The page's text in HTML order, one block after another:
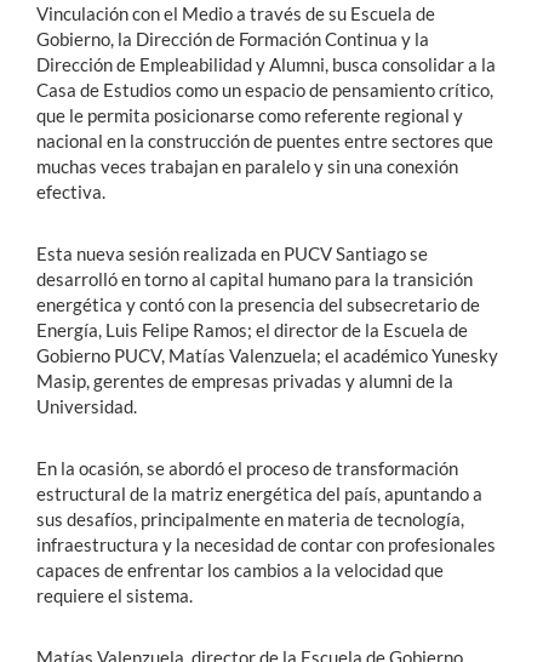
Vinculación con el Medio a través de su Escuela de
Gobierno, la Dirección de Formación Continua y la
Dirección de Empleabilidad y Alumni, busca consolidar a la
Casa de Estudios como un espacio de pensamiento crítico,
que le permita posicionarse como referente regional y
nacional en la construcción de puentes entre sectores que
muchas veces trabajan en paralelo y sin una conexión
efectiva.
Esta nueva sesión realizada en PUCV Santiago se
desarrolló en torno al capital humano para la transición
energética y contó con la presencia del subsecretario de
Energía, Luis Felipe Ramos; el director de la Escuela de
Gobierno PUCV, Matías Valenzuela; el académico Yunesky
Masip, gerentes de empresas privadas y alumni de la
Universidad.
En la ocasión, se abordó el proceso de transformación
estructural de la matriz energética del país, apuntando a
sus desafíos, principalmente en materia de tecnología,
infraestructura y la necesidad de contar con profesionales
capaces de enfrentar los cambios a la velocidad que
requiere el sistema.
Matías Valenzuela, director de la Escuela de Gobierno